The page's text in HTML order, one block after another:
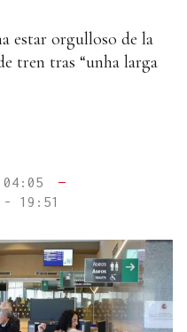
estar orgulloso de la
tren tras “unha larga
—
- 19:51